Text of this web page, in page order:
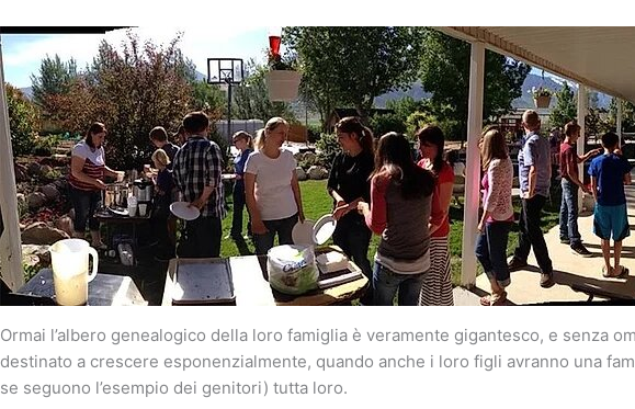
Ormai l’albero genealogico della loro famiglia è veramente gigantesco, e senza
destinato a crescere esponenzialmente, quando anche i loro figli avranno una
se seguono l’esempio dei genitori) tutta loro.